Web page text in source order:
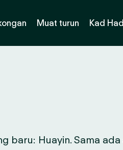
Muat turun Kad
Huayin. Sama